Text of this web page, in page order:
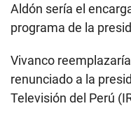
Aldón sería el
programa de la
Vivanco
renunciado a la
Televisión del Perú